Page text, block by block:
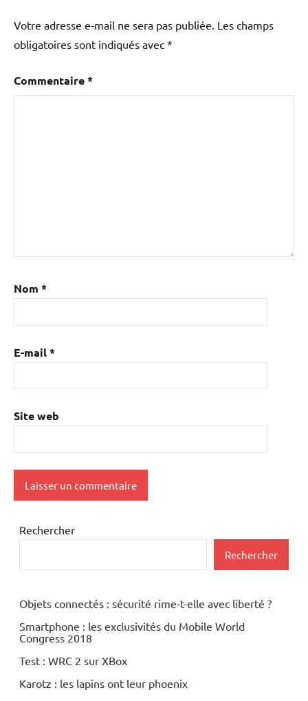
Votre adresse e-mail ne sera pas publiée. Les champs
obligatoires sont indiqués avec *
Commentaire*
Nom *
E-mail*
Site web
Rechercher
Rechercher
Objets connectés : sécurité rime-t-elle avec liberté ?
Smartphone : les exclusivités du Mobile World
Congress 2018
Test : WRC 2 sur XBox
Karotz : les lapins ont leur phoenix